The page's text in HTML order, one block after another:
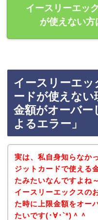
イースリーエッ
が使えない方
イースリーエ
ードが使えない
金額がオーバー
よるエラー」
実は、私自身知らなか
ジットカードで使える
たみたいなんですよね
イースリーエックスの
た時に上限金額をオー
たいです(･∀･`*)＾＾